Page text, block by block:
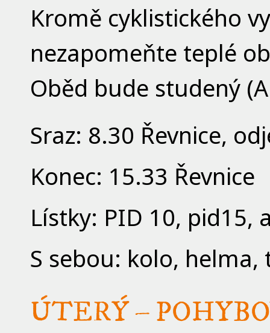
Kromě cyklistického
nezapomeňte teplé
Oběd bude studený
Sraz: 8.30 Řevnice,
Konec: 15.33 Řevnice
Lístky: PID 10, pid15,
S sebou: kolo,
ÚTERÝ –